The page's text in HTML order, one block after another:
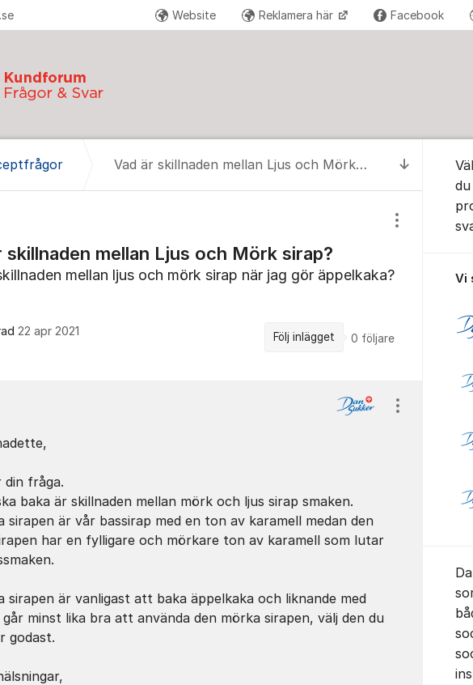
Website Reklamera här Facebook
Till
Vad är skillnaden mellan Ljus och Mörk sirap?
skillnaden mellan Ljus och Mörk sirap?
Visa/dölj
mellan ljus och mörk sirap när jag gör äppelkaka?
22 apr 2021 Följ inlägget 0 följare
din fråga.
baka är skillnaden mellan mörk och ljus sirap smaken.
sirapen är vår bassirap med en ton av karamell medan den
har en fylligare och mörkare ton av karamell som lutar
sirapen är vanligast att baka äppelkaka och liknande med
minst lika bra att använda den mörka sirapen, välj den du
godast.
Visa/dölj
Vi